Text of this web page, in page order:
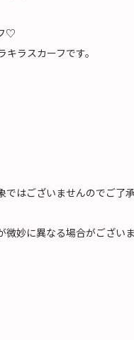
♡
ラスカーフです。
はございませんのでご了承
妙に異なる場合がございま